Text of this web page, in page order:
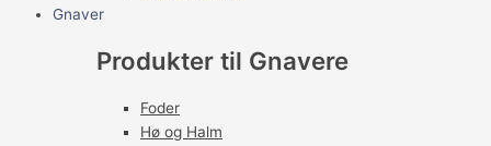
Gnaver
Produkter til Gnavere
Foder
Hø og Halm